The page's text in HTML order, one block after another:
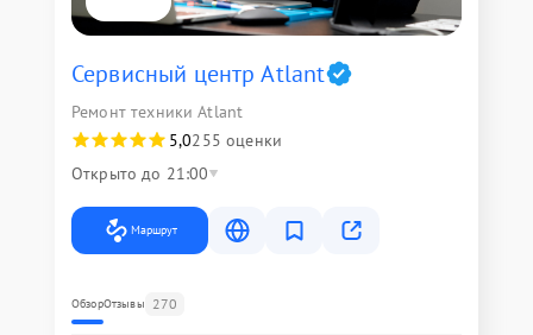
Сервисный центр Atlant
Ремонт техники Atlant
5,0255 оценки
Открыто до 21:00
Маршрут
ОбзорОтзывы 270